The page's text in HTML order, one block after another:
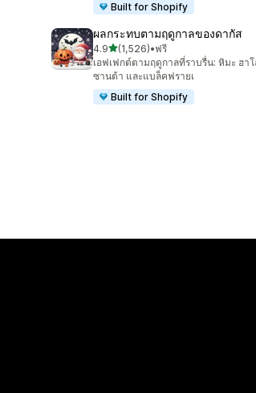
Built for Shopify
ผลกระทบตามฤดูกาลของดากัส
4.9เต็ม 5 ดาว
(1,526)
ทั้งหมด 1526 รีวิว
•ฟรี
เอฟเฟกต์ตามฤดูกาลที่ราบรื่น: หิมะ ฮา
ซานต้า และแบล็คฟรายเ
Built for Shopify